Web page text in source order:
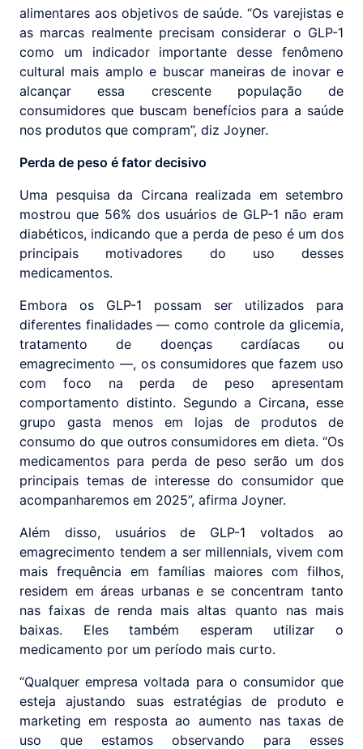
alimentares aos objetivos de saúde. “Os varejistas e
as marcas realmente precisam considerar o GLP-1
como um indicador importante desse fenômeno
cultural mais amplo e buscar maneiras de inovar e
alcançar essa crescente população de
consumidores que buscam benefícios para a saúde
nos produtos que compram”, diz Joyner.
Perda de peso é fator decisivo
Uma pesquisa da Circana realizada em setembro
mostrou que 56% dos usuários de GLP-1 não eram
diabéticos, indicando que a perda de peso é um dos
principais motivadores do uso desses
medicamentos.
Embora os GLP-1 possam ser utilizados para
diferentes finalidades — como controle da glicemia,
tratamento de doenças cardíacas ou
emagrecimento —, os consumidores que fazem uso
com foco na perda de peso apresentam
comportamento distinto. Segundo a Circana, esse
grupo gasta menos em lojas de produtos de
consumo do que outros consumidores em dieta. “Os
medicamentos para perda de peso serão um dos
principais temas de interesse do consumidor que
acompanharemos em 2025”, afirma Joyner.
Além disso, usuários de GLP-1 voltados ao
emagrecimento tendem a ser millennials, vivem com
mais frequência em famílias maiores com filhos,
residem em áreas urbanas e se concentram tanto
nas faixas de renda mais altas quanto nas mais
baixas. Eles também esperam utilizar o
medicamento por um período mais curto.
“Qualquer empresa voltada para o consumidor que
esteja ajustando suas estratégias de produto e
marketing em resposta ao aumento nas taxas de
uso que estamos observando para esses